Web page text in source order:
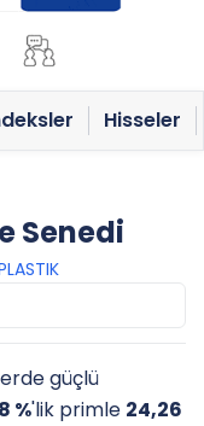
Hisseler
Senedi
güçlü
%'lik primle 24,26